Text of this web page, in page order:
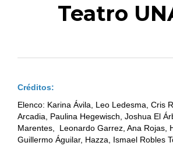
Teatro
Créditos:
Elenco: Karina Ávila, Leo Ledesma, Cris
Arcadia, Paulina Hegewisch, Joshua El
Marentes, Leonardo Garrez, Ana Rojas,
Guillermo Águilar, Hazza, Ismael Robles